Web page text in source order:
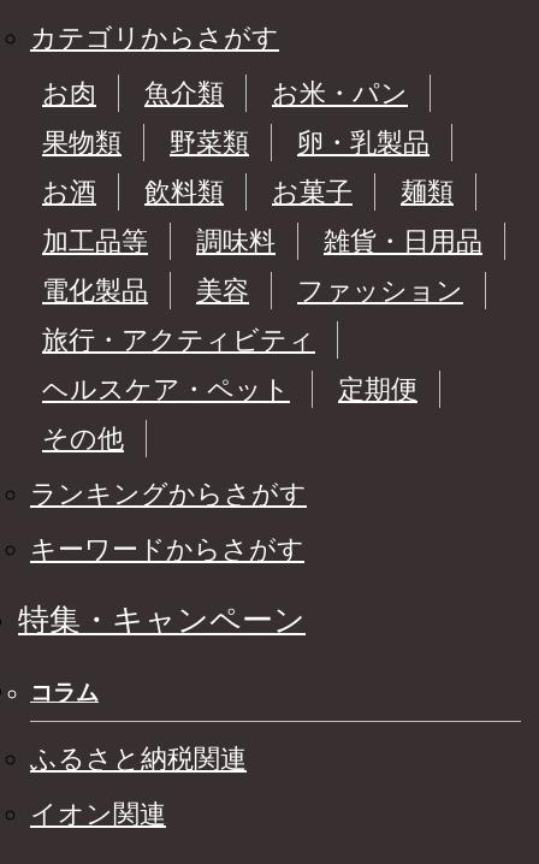
カテゴリからさがす
お肉
魚介類
お米・パン
果物類
野菜類
卵・乳製品
お酒
飲料類 お菓子
麺類
加工品等
調味料
雑貨・日用品
電化製品
美容
ファッション
旅行・アクティビティ
ヘルスケア・ペット
定期便
その他
ランキングからさがす
キーワードからさがす
特集・キャンペーン
コラム
ふるさと納税関連
イオン関連